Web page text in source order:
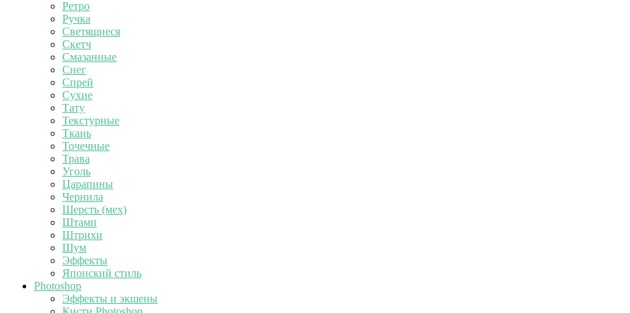
Ретро
Ручка
Светящиеся
Скетч
Смазанные
Снег
Спрей
Сухие
Тату
Текстурные
Ткань
Точечные
Трава
Уголь
Царапины
Чернила
Шерсть (мех)
Штамп
Штрихи
Шум
Эффекты
Японский стиль
Photoshop
Эффекты и экшены